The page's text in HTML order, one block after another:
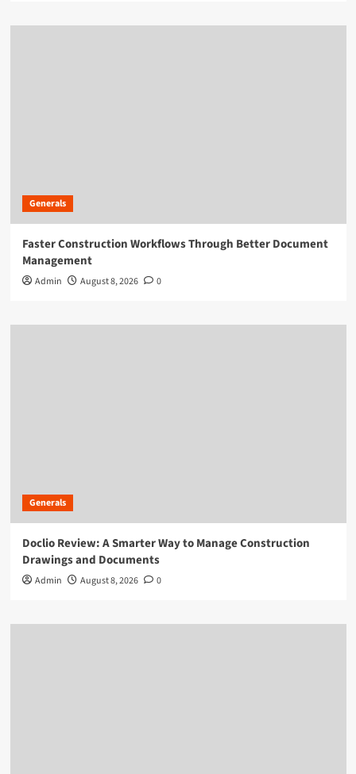
Generals
Faster Construction Workflows Through Better Document
Management
Admin August 8, 2026 0
Generals
Doclio Review: A Smarter Way to Manage Construction
Drawings and Documents
Admin August 8, 2026 0